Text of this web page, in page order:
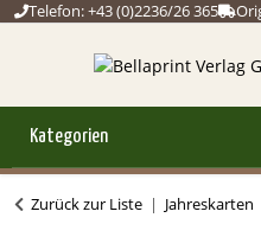
Telefon: +43 (0)2236/26 365
Kategorien
Zurück zur Liste Jahreskarten